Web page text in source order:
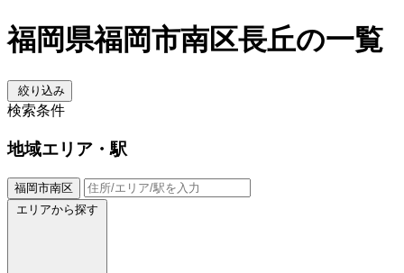
福岡県福岡市南区長丘の一覧
絞り込み
検索条件
地域エリア・駅
福岡市南区
エリアから探す